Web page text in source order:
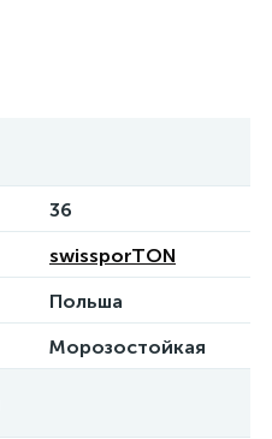
36
swissporTON
Польша
Морозостойкая